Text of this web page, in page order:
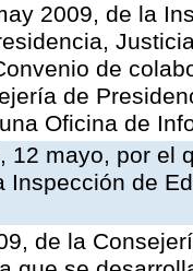
2009, de la
de
de
Oficina de
12 mayo, por el
Inspección de
de la